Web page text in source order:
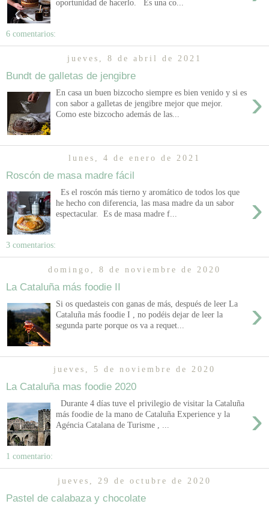
oportunidad de hacerlo. Es una co...
6 comentarios:
jueves, 8 de abril de 2021
Bundt de galletas de jengibre
›
En casa un buen bizcocho siempre es bien venido y si es
con sabor a galletas de jengibre mejor que mejor.
Como este bizcocho además de las...
lunes, 4 de enero de 2021
Roscón de masa madre fácil
›
Es el roscón más tierno y aromático de todos los que
he hecho con diferencia, las masa madre da un sabor
espectacular. Es de masa madre f...
3 comentarios:
domingo, 8 de noviembre de 2020
La Cataluña más foodie II
›
Si os quedasteis con ganas de más, después de leer La
Cataluña más foodie I , no podéis dejar de leer la
segunda parte porque os va a requet...
jueves, 5 de noviembre de 2020
La Cataluña mas foodie 2020
›
Durante 4 días tuve el privilegio de visitar la Cataluña
más foodie de la mano de Cataluña Experience y la
Agéncia Catalana de Turisme , ...
1 comentario:
jueves, 29 de octubre de 2020
Pastel de calabaza y chocolate